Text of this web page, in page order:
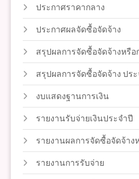
ประกาศราคากลาง
ประกาศผลจัดซื้อจัดจ้าง
สรุปผลการจัดซื้อจัดจ้างหรื
สรุปผลการจัดซื้อจัดจ้าง ปร
งบแสดงฐานการเงิน
รายงานรับจ่ายเงินประจำปี
รายงานผลการจัดซื้อจัดจ้าง
รายงานการรับจ่าย